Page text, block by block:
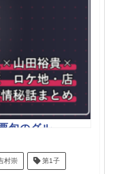
旬のグル
村崇 第1子